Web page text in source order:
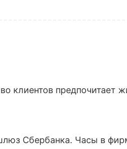
клиентов предпочитает
Сбербанка. Часы в